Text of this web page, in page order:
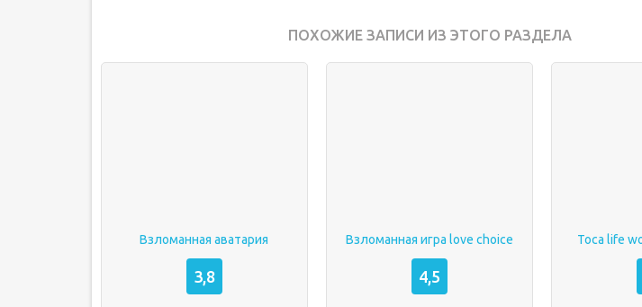
ПОХОЖИЕ ЗАПИСИ ИЗ ЭТОГО РАЗДЕЛА
Взломанная аватария
3,8
Взломанная игра love choice
4,5
Toca life